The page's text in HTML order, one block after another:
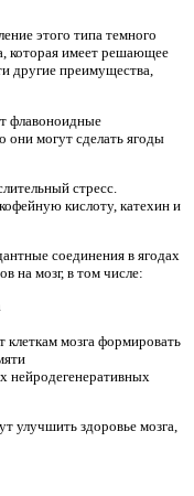
этого типа темного
которая имеет решающее
другие преимущества,
флавоноидные
они могут сделать ягоды
стресс.
кислоту, катехин и
соединения в ягодах
на мозг, в том числе:
мозга формировать
нейродегенеративных
улучшить здоровье мозга,